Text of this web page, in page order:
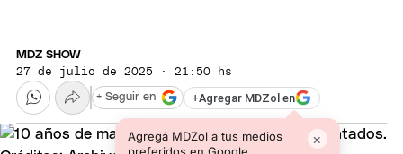
MDZ SHOW
27 de julio de 2025 · 21:50 hs
+Agregar MDZol en
Agregá MDZol a tus medios
×
+ Seguir en